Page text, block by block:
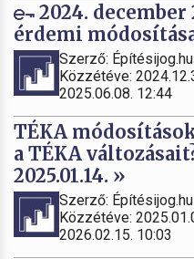
2024. december
érdemi
Szerző: Építésijog.hu
Közzétéve:
2025.06.08. 12:44
TÉKA
a TÉKA
2025.01.14. »
Szerző: Építésijog.hu
Közzétéve:
2026.02.15. 10:03